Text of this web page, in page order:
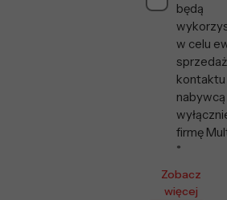
będą
w celu
kontaktu
nabywcą
firmę
*
Zobacz
więcej